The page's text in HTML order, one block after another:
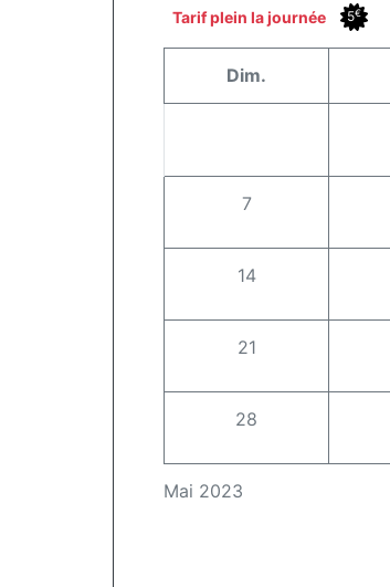
5€
Tarif plein la journée
Mai 2023
Dim.
7
14
21
28